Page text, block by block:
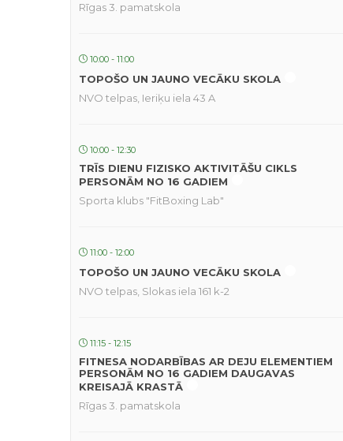
Rīgas 3. pamatskola
10:00 - 11:00
TOPOŠO UN JAUNO VECĀKU SKOLA
NVO telpas, Ieriķu iela 43 A
10:00 - 12:30
TRĪS DIENU FIZISKO AKTIVITĀŠU CIKLS
PERSONĀM NO 16 GADIEM
Sporta klubs "FitBoxing Lab"
11:00 - 12:00
TOPOŠO UN JAUNO VECĀKU SKOLA
NVO telpas, Slokas iela 161 k-2
11:15 - 12:15
FITNESA NODARBĪBAS AR DEJU ELEMENTIEM
PERSONĀM NO 16 GADIEM DAUGAVAS
KREISAJĀ KRASTĀ
Rīgas 3. pamatskola